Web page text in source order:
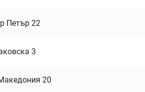
Петър 22
3
20